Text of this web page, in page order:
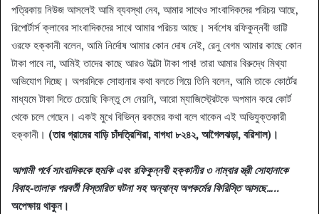
পত্রিকায় নিউজ আসলেই আমি ব্যবস্থা নেব, আমার সাথেও সাংবাদিকদের পরিচয় আছে,
রিপোর্টার্স ক্লাবের সাংবাদিকদের সাথে আমার পরিচয় আছে। সর্বশেষ রফিকুন্নবী ভাট্টি
ওরফে হক্কানী বলেন, আমি নির্দোষ আমার কোন দোষ নেই, রেনু বেগম আমার কাছে কোন
টাকা পাবে না, আমিই তাদের কাছে আরও উল্টো টাকা পাব! তারা আমার বিরুদ্ধে মিথ্যা
অভিযোগ দিচ্ছে। অপরদিকে সোহানার কথা বলতে গিয়ে তিনি বলেন, আমি তাকে কোর্টের
মাধ্যমে টাকা দিতে চেয়েছি কিন্তু সে নেয়নি, আরো ম্যাজিস্ট্রেটকে অপমান করে কোর্ট
থেকে চলে গেছেন। একই মুখে বিভিন্ন রকমের কথা বলে থাকেন এই অভিযুক্তকারী
হক্কানী। (তার গ্রামের বাড়ি চাঁদত্রিশিরা, বাগধা ৮২৪২, আগৈলঝড়া, বরিশাল)।
আগামী পর্বে সাংবাদিককে হুমকি এবং রফিকুন্নবী হক্কানীর ৩ নাম্বার স্ত্রী সোহানাকে
বিবাহ-তালাক পরবর্তী বিস্তারিত ঘটনা সহ অন্যান্য অপকর্মের ফিরিস্তি আসছে…..
অপেক্ষায় থাকুন।